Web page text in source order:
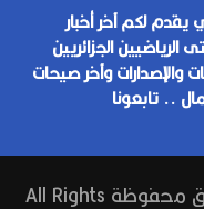
يقدم لكم آخر أخبار
الرياضيين الجزائريين
والإصدارات وآخر صيحات
.. تابعونا
© Copyright 2026, جميع الحقوق محفوظة All Rights